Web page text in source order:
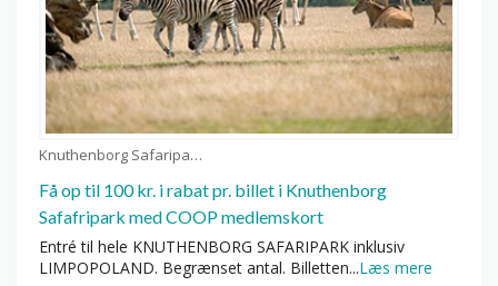
Knuthenborg Safaripark kuponer
Få op til 100 kr. i rabat pr. billet i Knuthenborg
Safafripark med COOP medlemskort
Entré til hele KNUTHENBORG SAFARIPARK inklusiv
LIMPOPOLAND. Begrænset antal. Billetten...Læs mere